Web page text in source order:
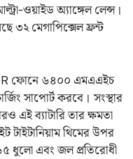
ওয়াইড অ্যাঙ্গেল লেন্স।
৩২ মেগাপিক্সেল ফ্রন্ট
ফোনে ৬৪০০ এমএএইচ
সাপোর্ট করবে। সংস্থার
এই ব্যাটারি তার ক্ষমতা
টাইটানিয়াম থিমের উপর
ধুলো এবং জল প্রতিরোধী